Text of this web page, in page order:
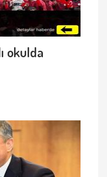
okulda